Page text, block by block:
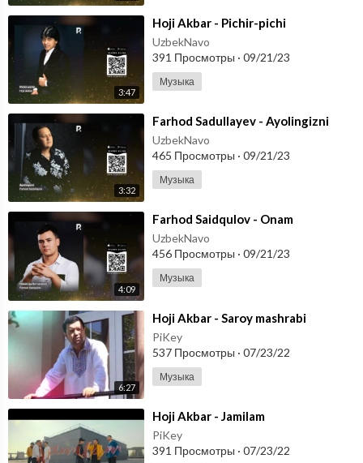
3:47
⁣Hoji Akbar - Pichir-pichi
UzbekNavo
391 Просмотры · 09/21/23
Музыка
3:32
⁣Farhod Sadullayev - Ayolingizni
UzbekNavo
465 Просмотры · 09/21/23
Музыка
4:09
⁣Farhod Saidqulov - Onam
UzbekNavo
456 Просмотры · 09/21/23
Музыка
6:27
⁣Hoji Akbar - Saroy mashrabi
PiKey
537 Просмотры · 07/23/22
Музыка
⁣Hoji Akbar - Jamilam
PiKey
391 Просмотры · 07/23/22